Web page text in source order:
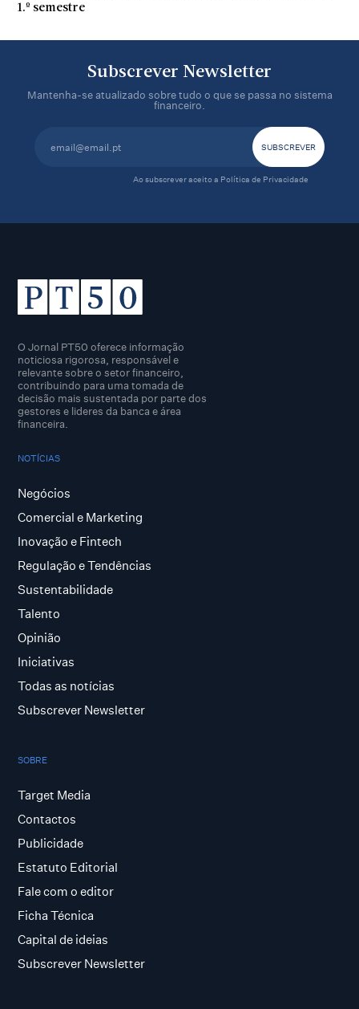
1.º semestre
Subscrever Newsletter
Mantenha-se atualizado sobre tudo o que se passa no sistema
financeiro.
Ao subscrever aceito a Política de Privacidade
O Jornal PT50 oferece informação
noticiosa rigorosa, responsável e
relevante sobre o setor financeiro,
contribuindo para uma tomada de
decisão mais sustentada por parte dos
gestores e lideres da banca e área
financeira.
NOTÍCIAS
Negócios
Comercial e Marketing
Inovação e Fintech
Regulação e Tendências
Sustentabilidade
Talento
Opinião
Iniciativas
Todas as notícias
Subscrever Newsletter
SOBRE
Target Media
Contactos
Publicidade
Estatuto Editorial
Fale com o editor
Ficha Técnica
Capital de ideias
Subscrever Newsletter